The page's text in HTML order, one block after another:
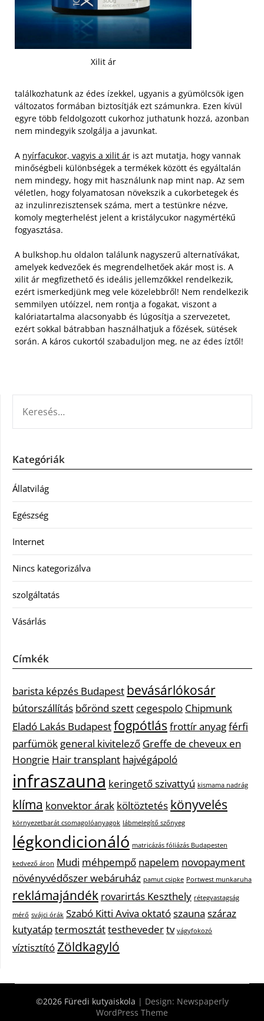
Xilit ár
találkozhatunk az édes ízekkel, ugyanis a gyümölcsök igen
változatos formában biztosítják ezt számunkra. Ezen kívül
egyre több feldolgozott cukorhoz juthatunk hozzá, azonban
nem mindegyik szolgálja a javunkat.
A nyírfacukor, vagyis a xilit ár is azt mutatja, hogy vannak
minőségbeli különbségek a termékek között és egyáltalán
nem mindegy, hogy mit használunk nap mint nap. Az sem
véletlen, hogy folyamatosan növekszik a cukorbetegek és
az inzulinrezisztensek száma, mert a testünkre nézve,
komoly megterhelést jelent a kristálycukor nagymértékű
fogyasztása.
A bulkshop.hu oldalon találunk nagyszerű alternatívákat,
amelyek kedvezőek és megrendelhetőek akár most is. A
xilit ár megfizethető és ideális jellemzőkkel rendelkezik,
ezért ismerkedjünk meg vele közelebbről! Nem rendelkezik
semmilyen utóízzel, nem rontja a fogakat, viszont a
kalóriatartalma alacsonyabb és lúgosítja a szervezetet,
ezért sokkal bátrabban használhatjuk a főzések, sütések
során. A káros cukortól szabaduljon meg, ne az édes íztől!
Kategóriák
Állatvilág
Egészség
Internet
Nincs kategorizálva
szolgáltatás
Vásárlás
Címkék
barista képzés Budapest bevásárlókosár
bútorszállítás bőrönd szett cegespolo Chipmunk
Eladó Lakás Budapestfogpótlás frottír anyagférfi
parfümök general kivitelező Greffe de cheveux en
Hongrie Hair transplant hajvégápoló
infraszauna keringető szivattyú kismama nadrág
klíma konvektor árak költöztetés könyvelés
környezetbarát csomagolóanyagok lábmelegítő szőnyeg
légkondicionáló matricázás fóliázás Budapesten
kedvező áron Mudi méhpempő napelem novopayment
növényvédőszer webáruház pamut csipke Portwest munkaruha
reklámajándék rovarirtás Keszthely rétegvastagság
mérő svájci órák Szabó Kitti Aviva oktatószauna száraz
kutyatáptermosztáttesthevedertv vágyfokozó
víztisztítóZöldkagyló
©2026 Füredi kutyaiskola | Design: Newspaperly
WordPress Theme